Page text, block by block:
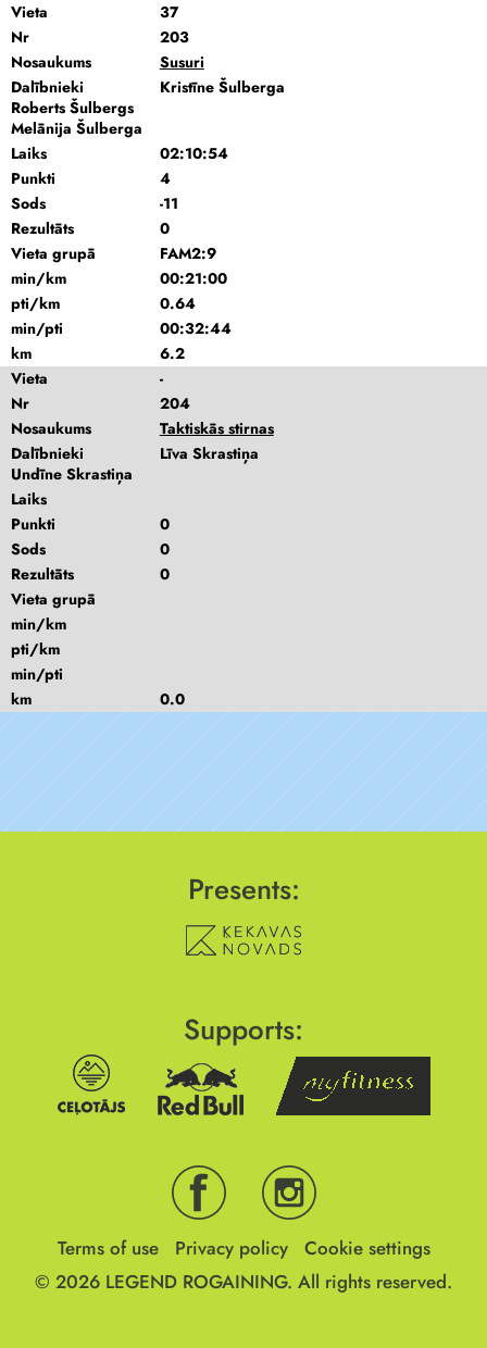
Vieta
37
Nr
203
Nosaukums
Susuri
Dalībnieki
Kristīne Šulberga
Roberts Šulbergs
Melānija Šulberga
Laiks
02:10:54
Punkti
4
Sods
-11
Rezultāts
0
Vieta grupā
FAM2:9
min/km
00:21:00
pti/km
0.64
min/pti
00:32:44
km
6.2
Vieta
-
Nr
204
Nosaukums
Taktiskās stirnas
Dalībnieki
Līva Skrastiņa
Undīne Skrastiņa
Laiks
Punkti
0
Sods
0
Rezultāts
0
Vieta grupā
min/km
pti/km
min/pti
km
0.0
Presents:
Supports:
Terms of use Privacy policy
Cookie settings
© 2026 LEGEND ROGAINING. All rights reserved.